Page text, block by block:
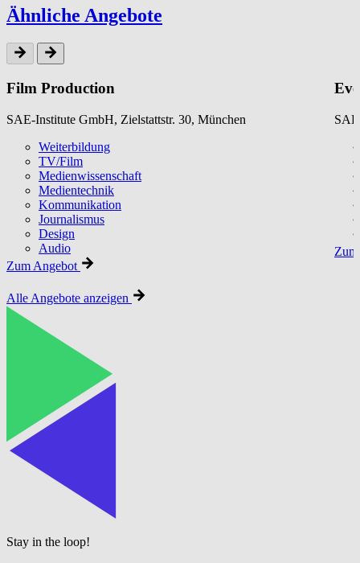
Ähnliche Angebote
Film Production
SAE-Institute GmbH, Zielstattstr. 30, München
Weiterbildung
TV/Film
Medienwissenschaft
Medientechnik
Kommunikation
Journalismus
Design
Audio
Zum Angebot
Alle Angebote anzeigen
Stay in the loop!